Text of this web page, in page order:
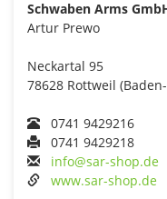
Schwaben Arms
Artur Prewo
Neckartal 95
78628 Rottweil
0741 9429216
0741 9429218
info@sar-shop.de
www.sar-shop.de